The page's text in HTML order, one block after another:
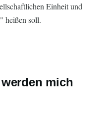
Einheit und
heißen soll.
mich